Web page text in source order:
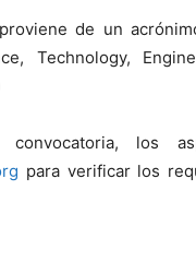
de un
Technology,
los
para verificar los